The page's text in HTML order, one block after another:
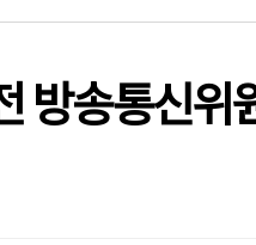
방송통신위